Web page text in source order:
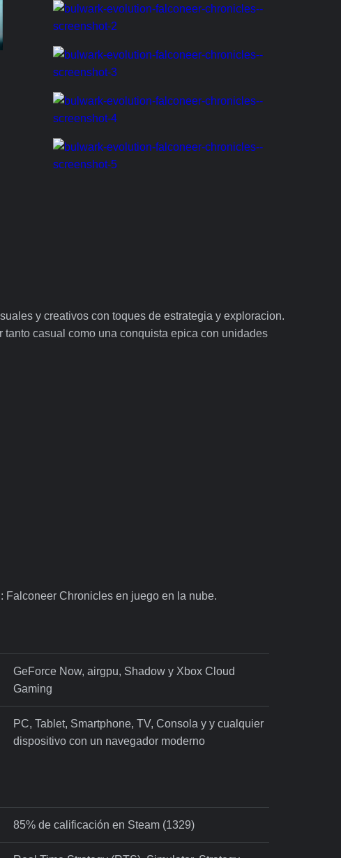
y creativos con toques de estrategia y exploracion.
casual como una conquista epica con unidades
Falconeer Chronicles en juego en la nube.
GeForce Now, airgpu, Shadow y Xbox Cloud
Gaming
PC, Tablet, Smartphone, TV, Consola y y cualquier
dispositivo con un navegador moderno
85% de calificación en Steam (1329)